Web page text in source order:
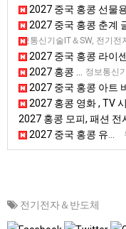
2027 중국 홍콩 선물용품 전
2027 중국 홍콩 춘계 글로벌 소시스 스포
정보통신기술IT＆SW, 전기
2027 홍콩 춘계 전자
2027 중국 홍콩 라이센싱 전시회
정보통신
2027 홍콩 이노엑스 혁신기술 전시회 [이노엑스]
2027 중국 홍콩 아트 바젤 전시
2027 홍콩 영화 , TV 시장 전시회 [FILMART]
2027 홍콩 모피, 패션 전시회 [Hong Kong
2027 중국 홍콩 유아용품 전시회
전기전자＆반도체